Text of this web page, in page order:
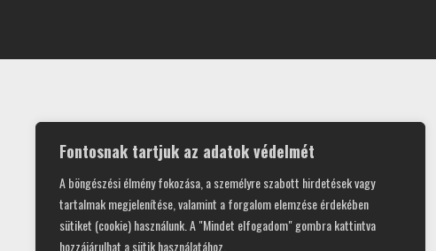
Fontosnak tartjuk az adatok védelmét
A böngészési élmény fokozása, a személyre szabott hirdetések vagy
tartalmak megjelenítése, valamint a forgalom elemzése érdekében
sütiket (cookie) használunk. A "Mindet elfogadom" gombra kattintva
hozzájárulhat a sütik használatához.